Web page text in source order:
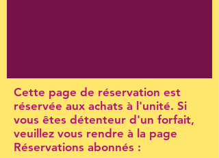
Cette page de réservation est
réservée aux achats à l'unité. Si
vous êtes détenteur d'un forfait,
veuillez vous rendre à la page
Réservations abonnés :